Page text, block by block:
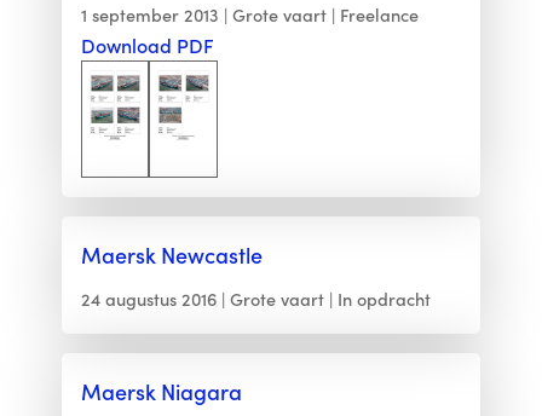
1 september 2013 Grote vaart Freelance
Download PDF
Maersk Newcastle
24 augustus 2016 Grote vaart In opdracht
Maersk Niagara